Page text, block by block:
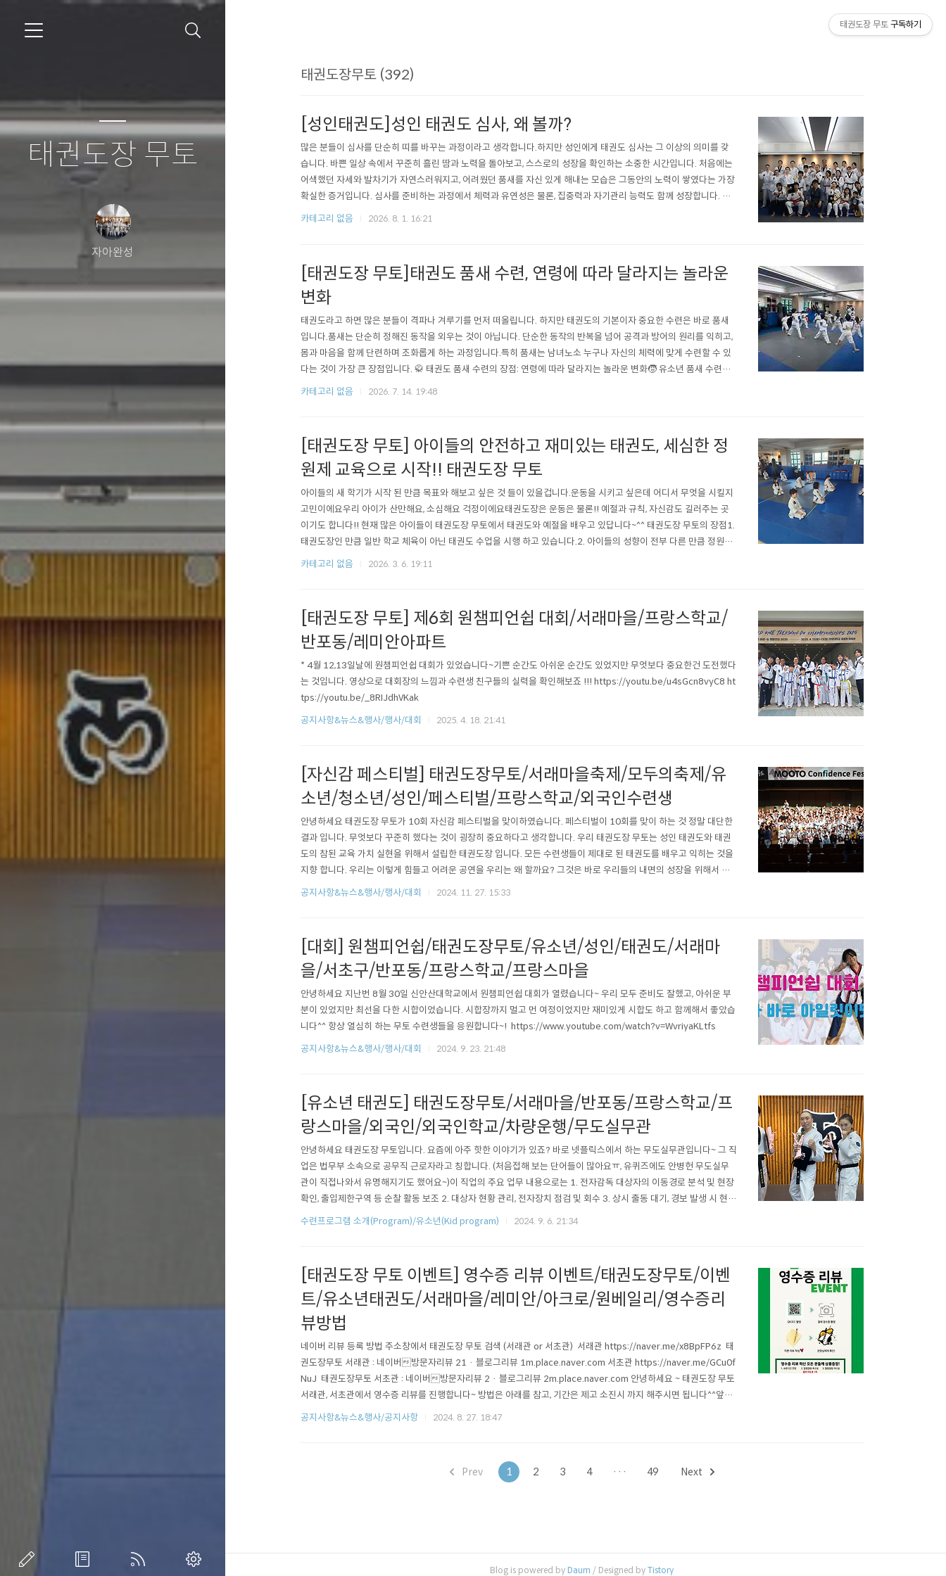
태권도장 무토
자아완성
태권도장무토 (392)
[성인태권도]성인 태권도 심사, 왜 볼까?
많은 분들이 심사를 단순히 띠를 바꾸는 과정이라고 생각합니다.하지만 성인에게 태권도 심사는 그 이상의 의미를 갖
습니다. 바쁜 일상 속에서 꾸준히 흘린 땀과 노력을 돌아보고, 스스로의 성장을 확인하는 소중한 시간입니다. 처음에는
어색했던 자세와 발차기가 자연스러워지고, 어려웠던 품새를 자신 있게 해내는 모습은 그동안의 노력이 쌓였다는 가장
확실한 증거입니다. 심사를 준비하는 과정에서 체력과 유연성은 물론, 집중력과 자기관리 능력도 함께 성장합니다. 무
엇보다 태권도 심사는 다른 사람과 경쟁하는 시험이 아닙니다.어제의 나보다 오늘의 내가 얼마나 성장했는지 확인하는
카테고리 없음 2026. 8. 1. 16:21
[태권도장 무토]태권도 품새 수련, 연령에 따라 달라지는 놀라운
변화
태권도라고 하면 많은 분들이 격파나 겨루기를 먼저 떠올립니다. 하지만 태권도의 기본이자 중요한 수련은 바로 품새
입니다.품새는 단순히 정해진 동작을 외우는 것이 아닙니다. 단순한 동작의 반복을 넘어 공격과 방어의 원리를 익히고,
몸과 마음을 함께 단련하며 조화롭게 하는 과정입니다.특히 품새는 남녀노소 누구나 자신의 체력에 맞게 수련할 수 있
다는 것이 가장 큰 장점입니다. 🥋 태권도 품새 수련의 장점: 연령에 따라 달라지는 놀라운 변화🧒 유소년 품새 수련의
장점: 건강한 성장의 기초유소년기 품새 수련은 신체와 인성을 함께 성장시키는 교육입니다. 다양한 동작을 익히고 순
카테고리 없음 2026. 7. 14. 19:48
[태권도장 무토] 아이들의 안전하고 재미있는 태권도, 세심한 정
원제 교육으로 시작!! 태권도장 무토
아이들의 새 학기가 시작 된 만큼 목표와 해보고 싶은 것 들이 있을겁니다.운동을 시키고 싶은데 어디서 무엇을 시킬지
고민이에요우리 아이가 산만해요, 소심해요 걱정이에요태권도장은 운동은 물론!! 예절과 규칙, 자신감도 길러주는 곳
이기도 합니다!! 현재 많은 아이들이 태권도장 무토에서 태권도와 예절을 배우고 있답니다~^^ 태권도장 무토의 장점1.
태권도장인 만큼 일반 학교 체육이 아닌 태권도 수업을 시행 하고 있습니다.2. 아이들의 성향이 전부 다른 만큼 정원제
교육으로 성향에 맞게 섬세한 교육을 시키고 있습니다.3. 태권도 뿐만이 아니라 인사, 자세, 규칙 등 예절 교육도 시키고
카테고리 없음 2026. 3. 6. 19:11
[태권도장 무토] 제6회 원챔피언쉽 대회/서래마을/프랑스학교/
반포동/레미안아파트
* 4월 12,13일날에 원챔피언쉽 대회가 있었습니다~기쁜 순간도 아쉬운 순간도 있었지만 무엇보다 중요한건 도전했다
는 것입니다. 영상으로 대회장의 느낌과 수련생 친구들의 실력을 확인해보죠 !!! https://youtu.be/u4sGcn8vyC8 ht
tps://youtu.be/_8RIJdhVKak
공지사항&뉴스&행사/행사/대회
2025. 4. 18. 21:41
[자신감 페스티벌] 태권도장무토/서래마을축제/모두의축제/유
소년/청소년/성인/페스티벌/프랑스학교/외국인수련생
안녕하세요 태권도장 무토가 10회 자신감 페스티벌을 맞이하였습니다. 페스티벌이 10회를 맞이 하는 것 정말 대단한
결과 입니다. 무엇보다 꾸준히 했다는 것이 굉장히 중요하다고 생각합니다. 우리 태권도장 무토는 성인 태권도와 태권
도의 참된 교육 가치 실현을 위해서 설립한 태권도장 입니다. 모든 수련생들이 제대로 된 태권도를 배우고 익히는 것을
지향 합니다. 우리는 이렇게 힘들고 어려운 공연을 우리는 왜 할까요? 그것은 바로 우리들의 내면의 성장을 위해서 한
다고 생각합니다. 긴장과 스트레스를 극복하고 무언가를 이뤄내는 성취를 통해서 할 수 있는 자신감과 단단한 내면을
공지사항&뉴스&행사/행사/대회 2024. 11. 27. 15:33
[대회] 원챔피언쉽/태권도장무토/유소년/성인/태권도/서래마
을/서초구/반포동/프랑스학교/프랑스마을
안녕하세요 지난번 8월 30일 신안산대학교에서 원챔피언쉽 대회가 열렸습니다~ 우리 모두 준비도 잘했고, 아쉬운 부
분이 있었지만 최선을 다한 시합이었습니다. 시합장까지 멀고 먼 여정이었지만 재미있게 시합도 하고 함께해서 좋았습
니다^^ 항상 열심히 하는 무토 수련생들을 응원합니다~! https://www.youtube.com/watch?v=WvriyaKLtfs
공지사항&뉴스&행사/행사/대회
2024. 9. 23. 21:48
[유소년 태권도] 태권도장무토/서래마을/반포동/프랑스학교/프
랑스마을/외국인/외국인학교/차량운행/무도실무관
안녕하세요 태권도장 무토입니다. 요즘에 아주 핫한 이야기가 있죠? 바로 넷플릭스에서 하는 무도실무관입니다~ 그 직
업은 법무부 소속으로 공무직 근로자라고 칭합니다. (처음접해 보는 단어들이 많아요ㅠ, 유퀴즈에도 안병헌 무도실무
관이 직접나와서 유명해지기도 했어요~)이 직업의 주요 업무 내용으로는 1. 전자감독 대상자의 이동경로 분석 및 현장
확인, 출입제한구역 등 순찰 활동 보조 2. 대상자 현황 관리, 전자장치 점검 및 회수 3. 상시 출동 대기, 경보 발생 시 현장
출동 및 현안처리, 증거수집, 전자장치 훼손 및 소재불명자 검거보조, 긴급상황발생 시 업무 지원4. 구인 대상자 호송 등
수련프로그램 소개(Program)/유소년(Kid program) 2024. 9. 6. 21:34
[태권도장 무토 이벤트] 영수증 리뷰 이벤트/태권도장무토/이벤
트/유소년태권도/서래마을/레미안/아크로/원베일리/영수증리
뷰방법
네이버 리뷰 등록 방법 주소창에서 태권도장 무토 검색 (서래관 or 서초관) 서래관 https://naver.me/x8BpFP6z 태
권도장무토 서래관 : 네이버방문자리뷰 21 · 블로그리뷰 1m.place.naver.com 서초관 https://naver.me/GCu0f
NuJ 태권도장무토 서초관 : 네이버방문자리뷰 2 · 블로그리뷰 2m.place.naver.com 안녕하세요 ~ 태권도장 무토
서래관, 서초관에서 영수증 리뷰를 진행합니다~ 방법은 아래를 참고, 기간은 제고 소진시 까지 해주시면 됩니다^^앞에
QR코드를 찍어 주세요~ 그리고 영수증 인증!!! 그 다음 좋았던 점을 차근차근 적어 줍니다!! 트레이닝이 체계적이고, 열
공지사항&뉴스&행사/공지사항 2024. 8. 27. 18:47
Prev 1 2 3 4 ··· 49 Next
Blog is powered by Daum / Designed byTistory
태권도장 무토 구독하기